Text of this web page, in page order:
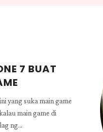
7 BUAT
yang suka main game
main game di
ng...